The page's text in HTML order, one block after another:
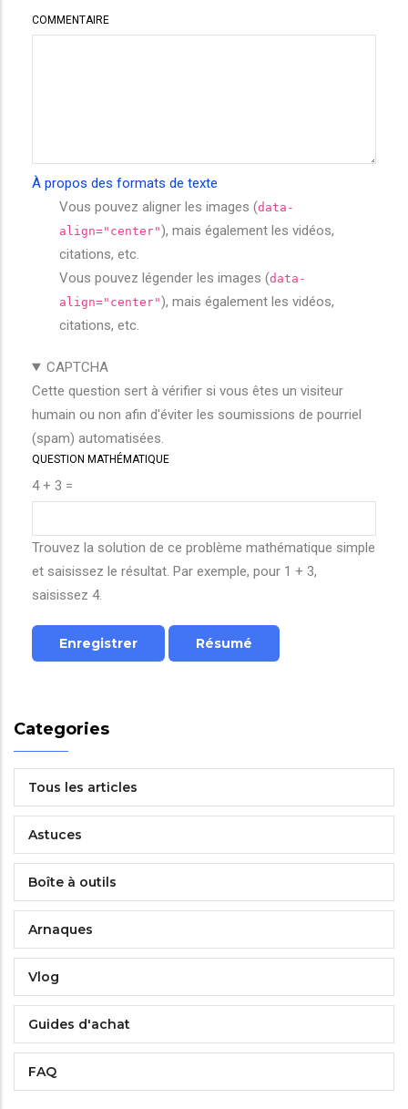
COMMENTAIRE
À propos des formats de texte
Vous pouvez aligner les images (data-
align="center"), mais également les vidéos,
citations, etc.
Vous pouvez légender les images (data-
align="center"), mais également les vidéos,
citations, etc.
CAPTCHA
Cette question sert à vérifier si vous êtes un visiteur
humain ou non afin d'éviter les soumissions de pourriel
(spam) automatisées.
QUESTION MATHÉMATIQUE
4 + 3 =
Trouvez la solution de ce problème mathématique simple
et saisissez le résultat. Par exemple, pour 1 + 3,
saisissez 4.
Categories
Tous les articles
Astuces
Boîte à outils
Arnaques
Vlog
Guides d'achat
FAQ